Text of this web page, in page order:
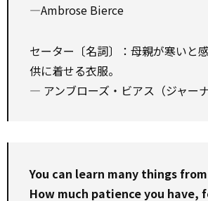
—Ambrose Bierce
セーター〔名詞〕：母親が寒いと
供に着せる衣服。
― アンブローズ・ビアス（ジャーナ
You can learn many things
How much patience you have,